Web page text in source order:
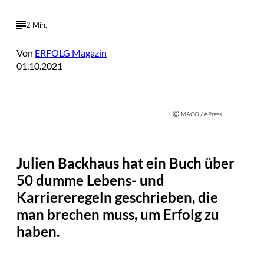
2 Min.
Von ERFOLG Magazin
01.10.2021
©IMAGO / APress
Julien Backhaus hat ein Buch über
50 dumme Lebens- und
Karriereregeln geschrieben, die
man brechen muss, um Erfolg zu
haben.